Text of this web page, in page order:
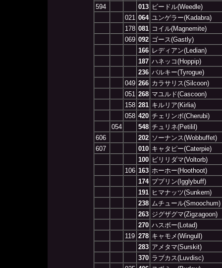
594
013 ビードル(Weedle)
021 064 ユンゲラー(Kadabra)
178 081 コイル(Magnemite)
069 092 ゴース(Gastly)
166 レディアン(Ledian)
187 ハネッコ(Hoppip)
236 バルキー(Tyrogue)
049 266 カラサリス(Silcoon)
051 268 マユルド(Cascoon)
158 281 キルリア(Kirlia)
058 420 チェリンボ(Cherubi)
054
548 チュリネ(Petilil)
606
202 ソーナンス(Wobbuffet)
607
010 キャタピー(Caterpie)
100 ビリリダマ(Voltorb)
106 163 ホーホー(Hoothoot)
174 ププリン(Igglybuff)
191 ヒマナッツ(Sunkern)
238 ムチュール(Smoochum)
263 ジグザグマ(Zigzagoon)
270 ハスボー(Lotad)
119 278 キャモメ(Wingull)
283 アメタマ(Surskit)
370 ラブカス(Luvdisc)